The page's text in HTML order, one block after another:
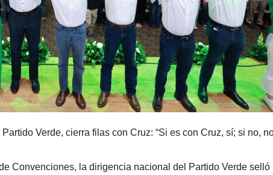
Verde, cierra filas con Cruz: “Si es con Cruz, sí; si no,
Convenciones, la dirigencia nacional del Partido Verde selló